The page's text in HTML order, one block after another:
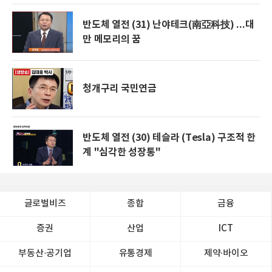
반도체 열전 (31) 난야테크(南亞科技) ...대
만 메모리의 꿈
청개구리 국민연금
반도체 열전 (30) 테슬라 (Tesla) 구조적 한
계 "심각한 성장통"
글로벌비즈 종합 금융
증권 산업 ICT
부동산·공기업 유통경제 제약∙바이오